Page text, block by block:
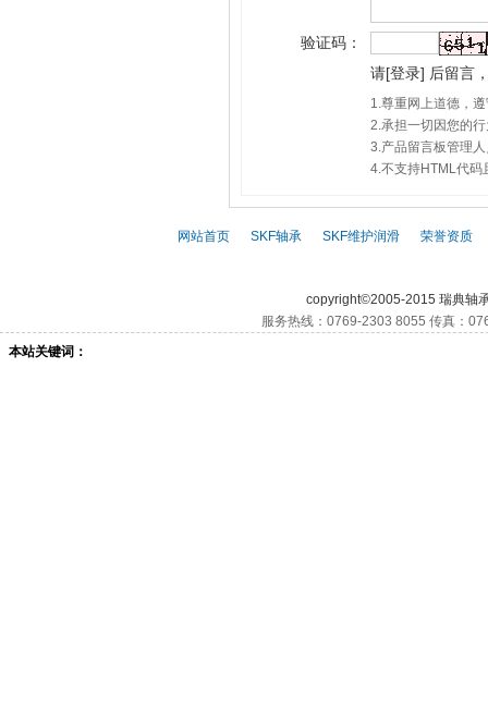
验证码：
请[登录] 后留言
1.尊重网上道德，
2.承担一切因您的
3.产品留言板管理
4.不支持HTML代码
网站首页 SKF轴承 SKF维护润滑 荣誉资质
copyright©2005-2015 瑞典轴
服务热线：0769-2303 8055 传真：
本站关键词：